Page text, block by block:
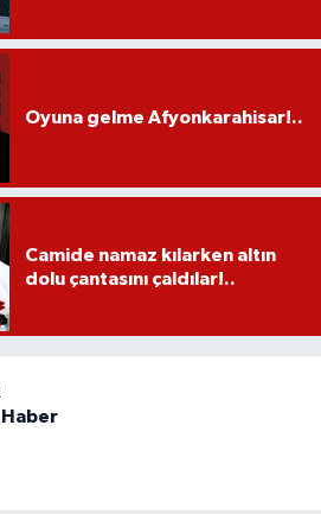
Oyuna gelme Afyonkarahisar!..
Camide namaz kılarken altın
dolu çantasını çaldılar!..